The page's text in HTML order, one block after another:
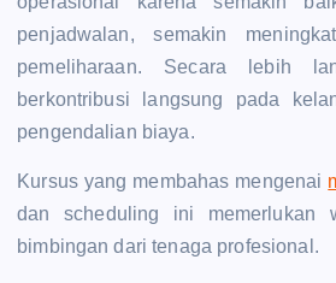
penjadwalan, semakin
pemeliharaan. Secara lebih
berkontribusi langsung pada
pengendalian biaya.
Kursus yang membahas mengenai
dan scheduling ini memerlukan
bimbingan dari tenaga profesional.